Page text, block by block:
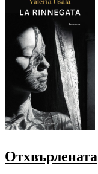
Отхвърлената